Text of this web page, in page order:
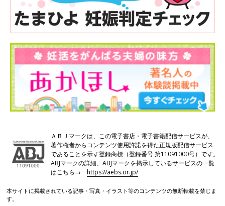
ＡＢＪマークは、この電子書店・電子書籍配信サービスが、
著作権者からコンテンツ使用許諾を得た正規版配信サービス
であることを示す登録商標（登録番号 第11091000号）です。
ABJマークの詳細、ABJマークを掲示しているサービスの一覧
はこちら→https://aebs.or.jp/
本サイトに掲載されている記事・写真・イラスト等のコンテンツの無断転載を禁じま
す。